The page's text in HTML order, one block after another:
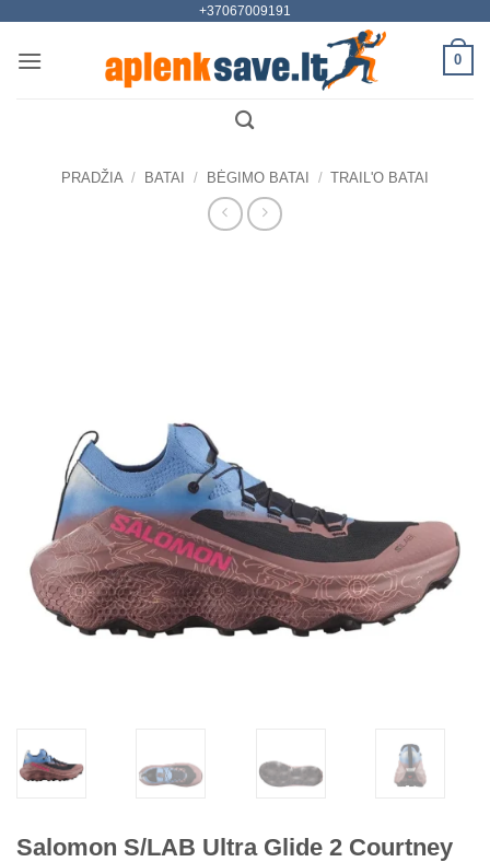
content
+37067009191
0
PRADŽIA / BATAI / BĖGIMO BATAI / TRAIL'O BATAI
Salomon S/LAB Ultra Glide 2 Courtney